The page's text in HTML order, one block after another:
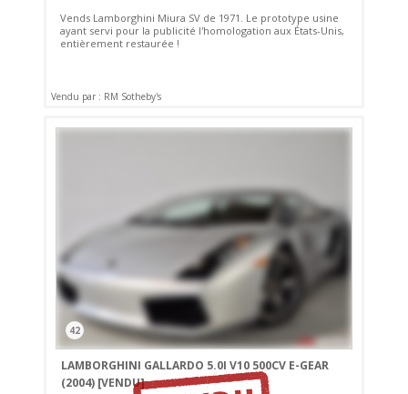
Vends Lamborghini Miura SV de 1971. Le prototype usine
ayant servi pour la publicité l'homologation aux États-Unis,
entièrement restaurée !
Vendu par : RM Sotheby's
42
LAMBORGHINI GALLARDO 5.0I V10 500CV E-GEAR
(2004) [VENDU]